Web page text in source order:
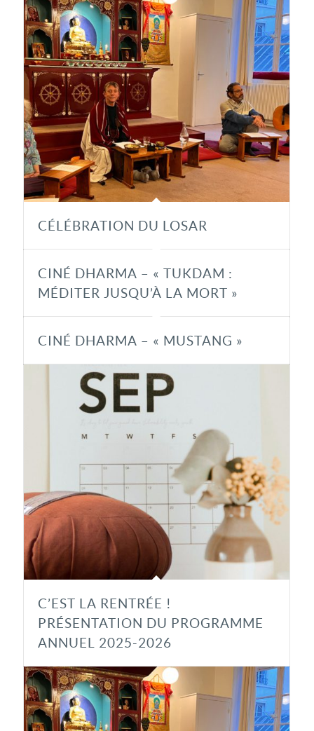
CÉLÉBRATION DU LOSAR
CINÉ DHARMA – « TUKDAM :
MÉDITER JUSQU’À LA MORT »
CINÉ DHARMA – « MUSTANG »
C’EST LA RENTRÉE !
PRÉSENTATION DU PROGRAMME
ANNUEL 2025-2026